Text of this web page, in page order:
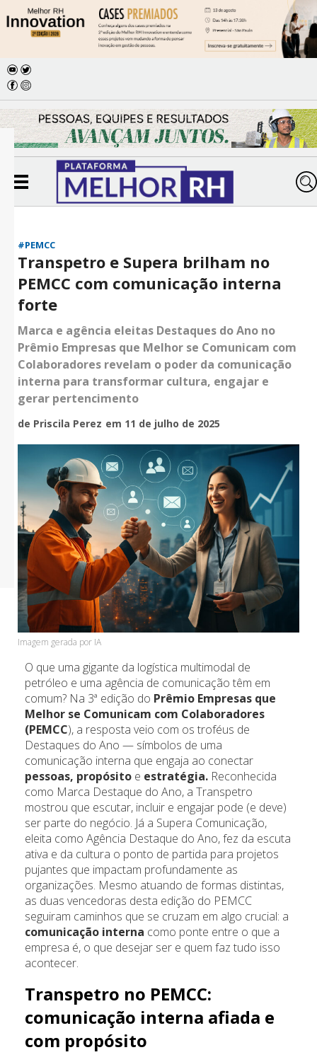
#PEMCC
Transpetro e Supera brilham no
PEMCC com comunicação interna
forte
Marca e agência eleitas Destaques do Ano no
Prêmio Empresas que Melhor se Comunicam com
Colaboradores revelam o poder da comunicação
interna para transformar cultura, engajar e
gerar pertencimento
de Priscila Perez em 11 de julho de 2025
Imagem gerada por IA
O que uma gigante da logística multimodal de
petróleo e uma agência de comunicação têm em
comum? Na 3ª edição do Prêmio Empresas que
Melhor se Comunicam com Colaboradores
(PEMCC), a resposta veio com os troféus de
Destaques do Ano — símbolos de uma
comunicação interna que engaja ao conectar
pessoas, propósito e estratégia. Reconhecida
como Marca Destaque do Ano, a Transpetro
mostrou que escutar, incluir e engajar pode (e deve)
ser parte do negócio. Já a Supera Comunicação,
eleita como Agência Destaque do Ano, fez da escuta
ativa e da cultura o ponto de partida para projetos
pujantes que impactam profundamente as
organizações. Mesmo atuando de formas distintas,
as duas vencedoras desta edição do PEMCC
seguiram caminhos que se cruzam em algo crucial: a
comunicação interna como ponte entre o que a
empresa é, o que desejar ser e quem faz tudo isso
acontecer.
Transpetro no PEMCC:
comunicação interna afiada e
com propósito